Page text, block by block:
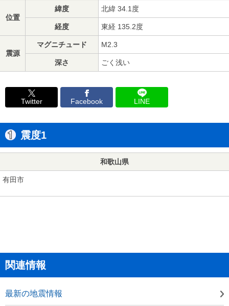
位置
緯度 北緯 34.1度
経度 東経 135.2度
震源
マグニチュード M2.3
深さ ごく浅い
Twitter Facebook LINE
震度1
和歌山県
有田市
関連情報
最新の地震情報